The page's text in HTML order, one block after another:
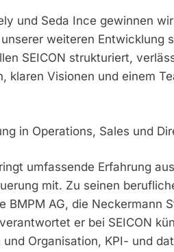
und Seda Ince gewinnen
weiteren Entwicklung
SEICON strukturiert,
klaren Visionen und einem
in Operations, Sales und
umfassende Erfahrung
mit. Zu seinen
BMPM AG, die Neckermann
er bei SEICON
Organisation, KPI- und